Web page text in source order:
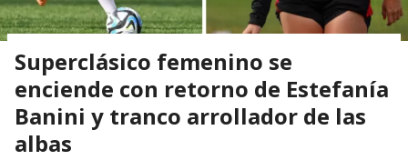
Superclásico femenino se
enciende con retorno de Estefanía
Banini y tranco arrollador de las
albas